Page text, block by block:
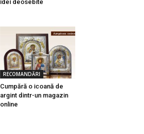
idei deosebite
RECOMANDĂRI
Cumpără o icoană de
argint dintr-un magazin
online